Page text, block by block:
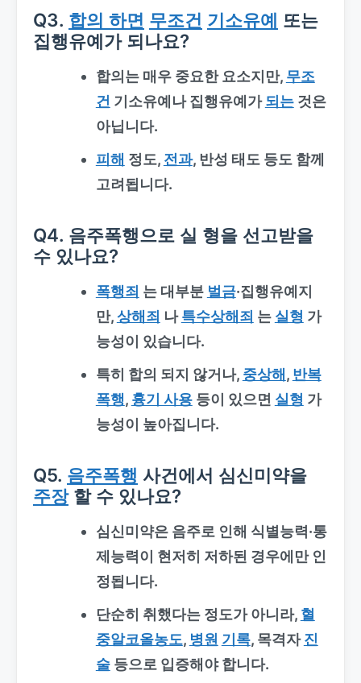
Q3. 합의 하면 무조건 기소유예 또는
집행유예가 되나요?
합의는 매우 중요한 요소지만, 무조
건 기소유예나 집행유예가되는것은
아닙니다.
피해 정도, 전과, 반성 태도 등도 함께
고려됩니다.
Q4. 음주폭행으로 실 형을 선고받을
수 있나요?
폭행죄 는 대부분 벌금·집행유예지
만,상해죄 나특수상해죄 는 실형 가
능성이 있습니다.
특히 합의 되지 않거나, 중상해 , 반복
폭행, 흉기 사용등이 있으면 실형 가
능성이 높아집니다.
Q5. 음주폭행 사건에서 심신미약을
주장할 수 있나요?
심신미약은 음주로 인해 식별능력·통
제능력이 현저히 저하된 경우에만 인
정됩니다.
단순히 취했다는 정도가 아니라, 혈
중알코올농도, 병원 기록, 목격자진
술등으로 입증해야 합니다.